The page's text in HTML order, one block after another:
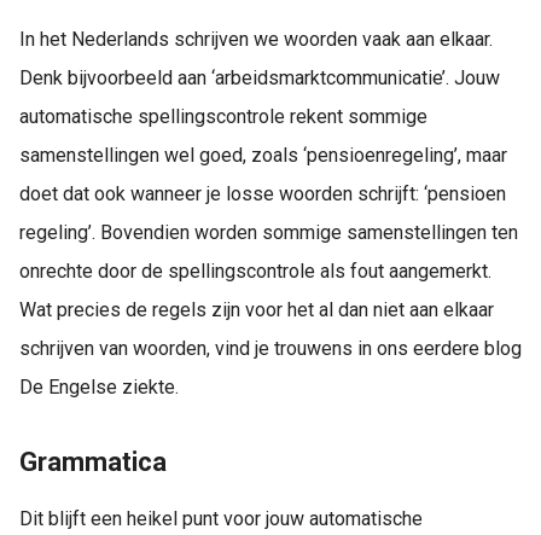
In het Nederlands schrijven we woorden vaak aan elkaar.
Denk bijvoorbeeld aan ‘arbeidsmarktcommunicatie’. Jouw
automatische spellingscontrole rekent sommige
samenstellingen wel goed, zoals ‘pensioenregeling’, maar
doet dat ook wanneer je losse woorden schrijft: ‘pensioen
regeling’. Bovendien worden sommige samenstellingen ten
onrechte door de spellingscontrole als fout aangemerkt.
Wat precies de regels zijn voor het al dan niet aan elkaar
schrijven van woorden, vind je trouwens in ons eerdere blog
De Engelse ziekte.
Grammatica
Dit blijft een heikel punt voor jouw automatische